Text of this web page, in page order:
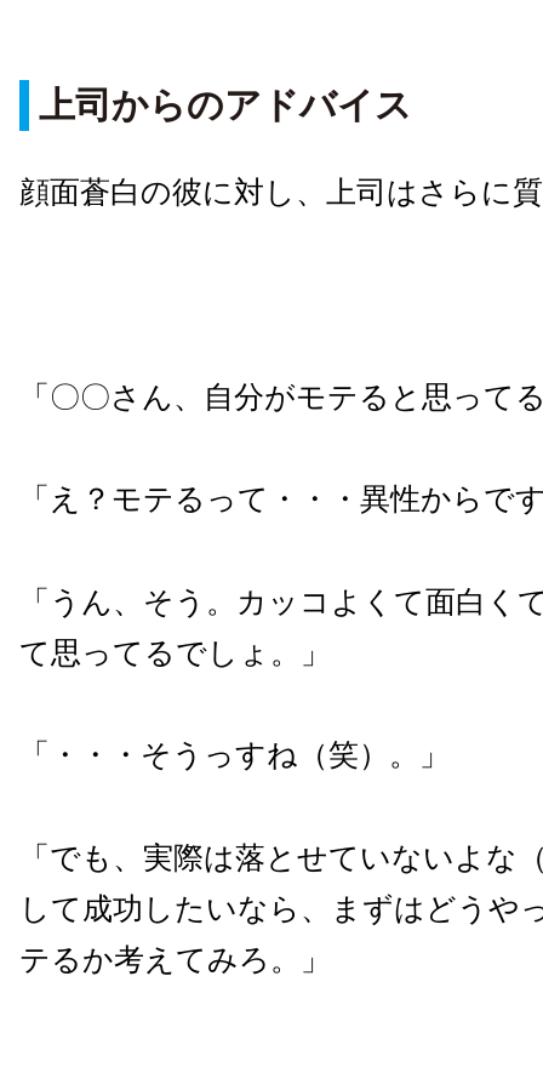
上司からのアドバイス
顔面蒼白の彼に対し、上司はさらに
「〇〇さん、自分がモテると思って
「え？モテるって・・・異性からで
「うん、そう。カッコよくて面白く
て思ってるでしょ。」
「・・・そうっすね（笑）。」
「でも、実際は落とせていないよな
して成功したいなら、まずはどうや
テるか考えてみろ。」